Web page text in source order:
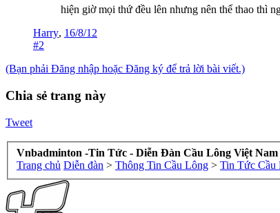
hiện giờ mọi thứ đều lên nhưng nên thể thao thì
Harry, 16/8/12
#2
(Bạn phải Đăng nhập hoặc Đăng ký để trả lời bài viết.)
Chia sẻ trang này
Tweet
Vnbadminton -Tin Tức - Diễn Đàn Cầu Lông Việt Nam
Trang chủ Diễn đàn > Thông Tin Cầu Lông > Tin Tức Cầu